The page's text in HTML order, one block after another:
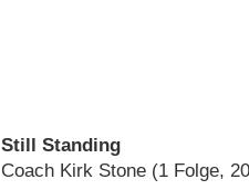
Still Standing
Coach Kirk Stone (1 Folge,